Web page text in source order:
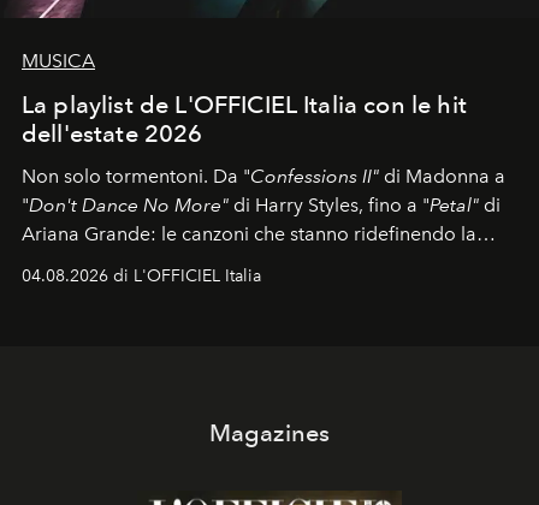
MUSICA
La playlist de L'OFFICIEL Italia con le hit
dell'estate 2026
Non solo tormentoni. Da "Confessions II" di Madonna a
"Don't Dance No More" di Harry Styles, fino a "Petal" di
Ariana Grande: le canzoni che stanno ridefinendo la
04.08.2026 di L'OFFICIEL Italia
Magazines